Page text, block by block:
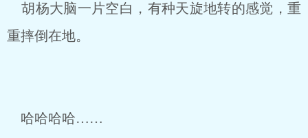
胡杨大脑一片空白，有种天旋地转的感觉，重
重摔倒在地。
哈哈哈哈……